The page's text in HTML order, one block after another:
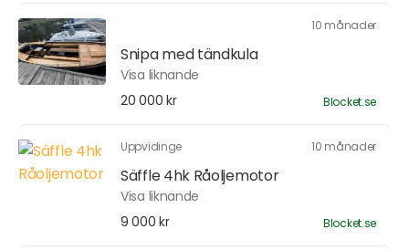
10 månader
Snipa med tändkula
Visa liknande
20 000 kr
Blocket.se
Uppvidinge 10 månader
Säffle 4hk Råoljemotor
Visa liknande
9 000 kr
Blocket.se